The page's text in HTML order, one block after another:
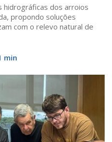
hidrográficas dos arroios
propondo soluções
com o relevo natural de
min